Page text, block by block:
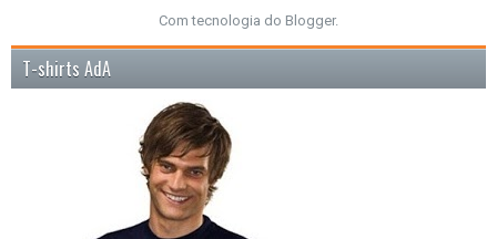
Com tecnologia do Blogger.
T-shirts AdA